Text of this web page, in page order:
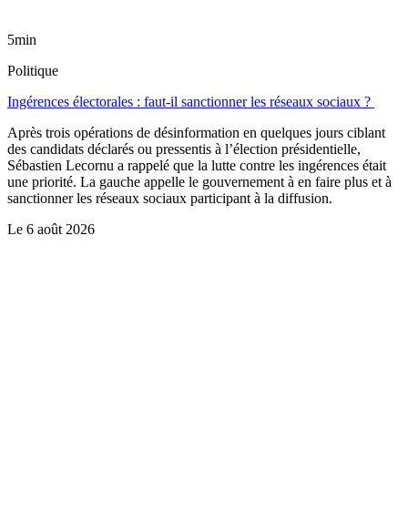
5min
Politique
Ingérences électorales : faut-il sanctionner les réseaux sociaux ?
Après trois opérations de désinformation en quelques jours ciblant
des candidats déclarés ou pressentis à l’élection présidentielle,
Sébastien Lecornu a rappelé que la lutte contre les ingérences était
une priorité. La gauche appelle le gouvernement à en faire plus et à
sanctionner les réseaux sociaux participant à la diffusion.
Le 6 août 2026